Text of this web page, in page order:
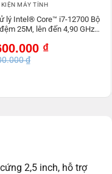
MÁY TÍNH
lý Intel® Core™ i7-12700 Bộ
25M, lên đến 4,90 GHz
₫
₫
2,5 inch, hỗ trợ